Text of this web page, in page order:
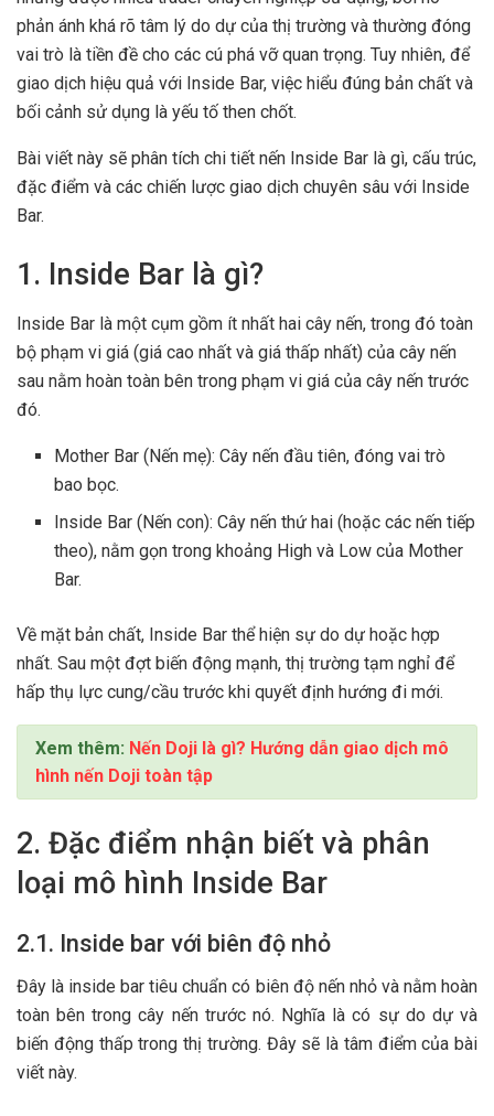
phản ánh khá rõ tâm lý do dự của thị trường và thường đóng
vai trò là tiền đề cho các cú phá vỡ quan trọng. Tuy nhiên, để
giao dịch hiệu quả với Inside Bar, việc hiểu đúng bản chất và
bối cảnh sử dụng là yếu tố then chốt.
Bài viết này sẽ phân tích chi tiết nến Inside Bar là gì, cấu trúc,
đặc điểm và các chiến lược giao dịch chuyên sâu với Inside
Bar.
1. Inside Bar là gì?
Inside Bar là một cụm gồm ít nhất hai cây nến, trong đó toàn
bộ phạm vi giá (giá cao nhất và giá thấp nhất) của cây nến
sau nằm hoàn toàn bên trong phạm vi giá của cây nến trước
đó.
Mother Bar (Nến mẹ): Cây nến đầu tiên, đóng vai trò
bao bọc.
Inside Bar (Nến con): Cây nến thứ hai (hoặc các nến tiếp
theo), nằm gọn trong khoảng High và Low của Mother
Bar.
Về mặt bản chất, Inside Bar thể hiện sự do dự hoặc hợp
nhất. Sau một đợt biến động mạnh, thị trường tạm nghỉ để
hấp thụ lực cung/cầu trước khi quyết định hướng đi mới.
Xem thêm: Nến Doji là gì? Hướng dẫn giao dịch mô
hình nến Doji toàn tập
2. Đặc điểm nhận biết và phân
loại mô hình Inside Bar
2.1. Inside bar với biên độ nhỏ
Đây là inside bar tiêu chuẩn có biên độ nến nhỏ và nằm hoàn
toàn bên trong cây nến trước nó. Nghĩa là có sự do dự và
biến động thấp trong thị trường. Đây sẽ là tâm điểm của bài
viết này.